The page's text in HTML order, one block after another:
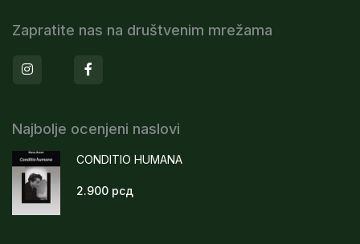
Zapratite nas na društvenim mrežama
Instagram
Najbolje ocenjeni naslovi
CONDITIO HUMANA
2.900 рсд